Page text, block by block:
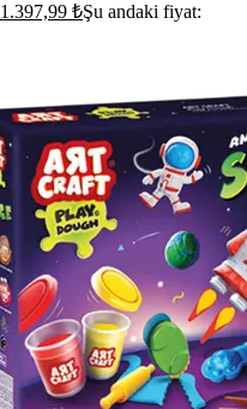
1.397,99 ₺Şu andaki fiyat: